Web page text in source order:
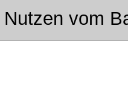
vom